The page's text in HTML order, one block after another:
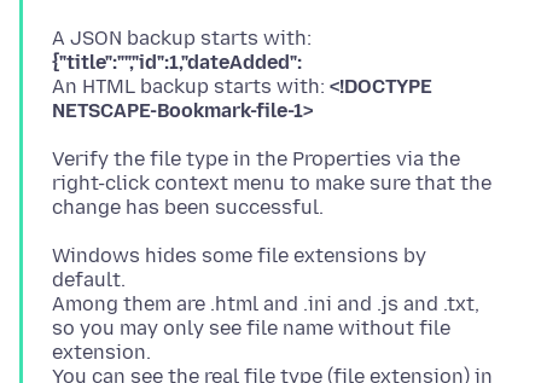
A JSON backup starts with:
{"title":"","id":1,"dateAdded":
An HTML backup starts with: <!DOCTYPE
NETSCAPE-Bookmark-file-1>
Verify the file type in the Properties via the
right-click context menu to make sure that the
Windows hides some file extensions by
default.
Among them are .html and .ini and .js and .txt,
so you may only see file name without file
extension.
You can see the real file type (file extension) in